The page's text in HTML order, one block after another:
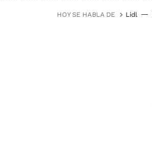
HOY SE HABLA DE Lidl